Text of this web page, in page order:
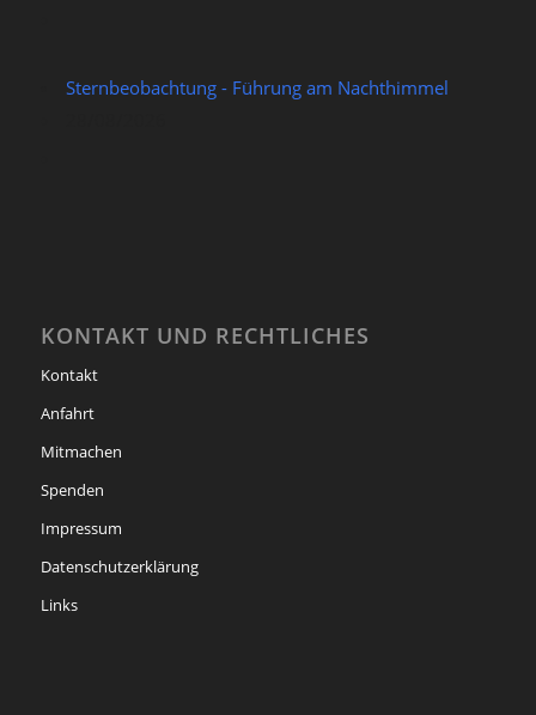
Sternbeobachtung - Führung am Nachthimmel
KONTAKT UND RECHTLICHES
Kontakt
Anfahrt
Mitmachen
Spenden
Impressum
Datenschutzerklärung
Links